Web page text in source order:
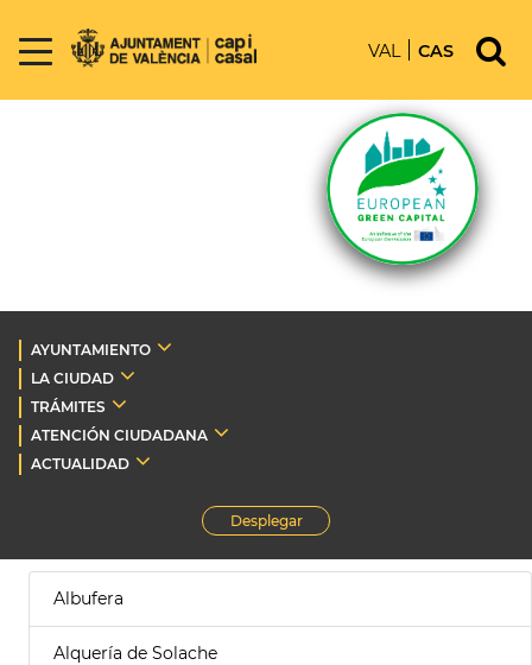
VAL CAS
AYUNTAMIENTO
LA CIUDAD
TRÁMITES
ATENCIÓN CIUDADANA
ACTUALIDAD
Desplegar
Albufera
Alquería de Solache